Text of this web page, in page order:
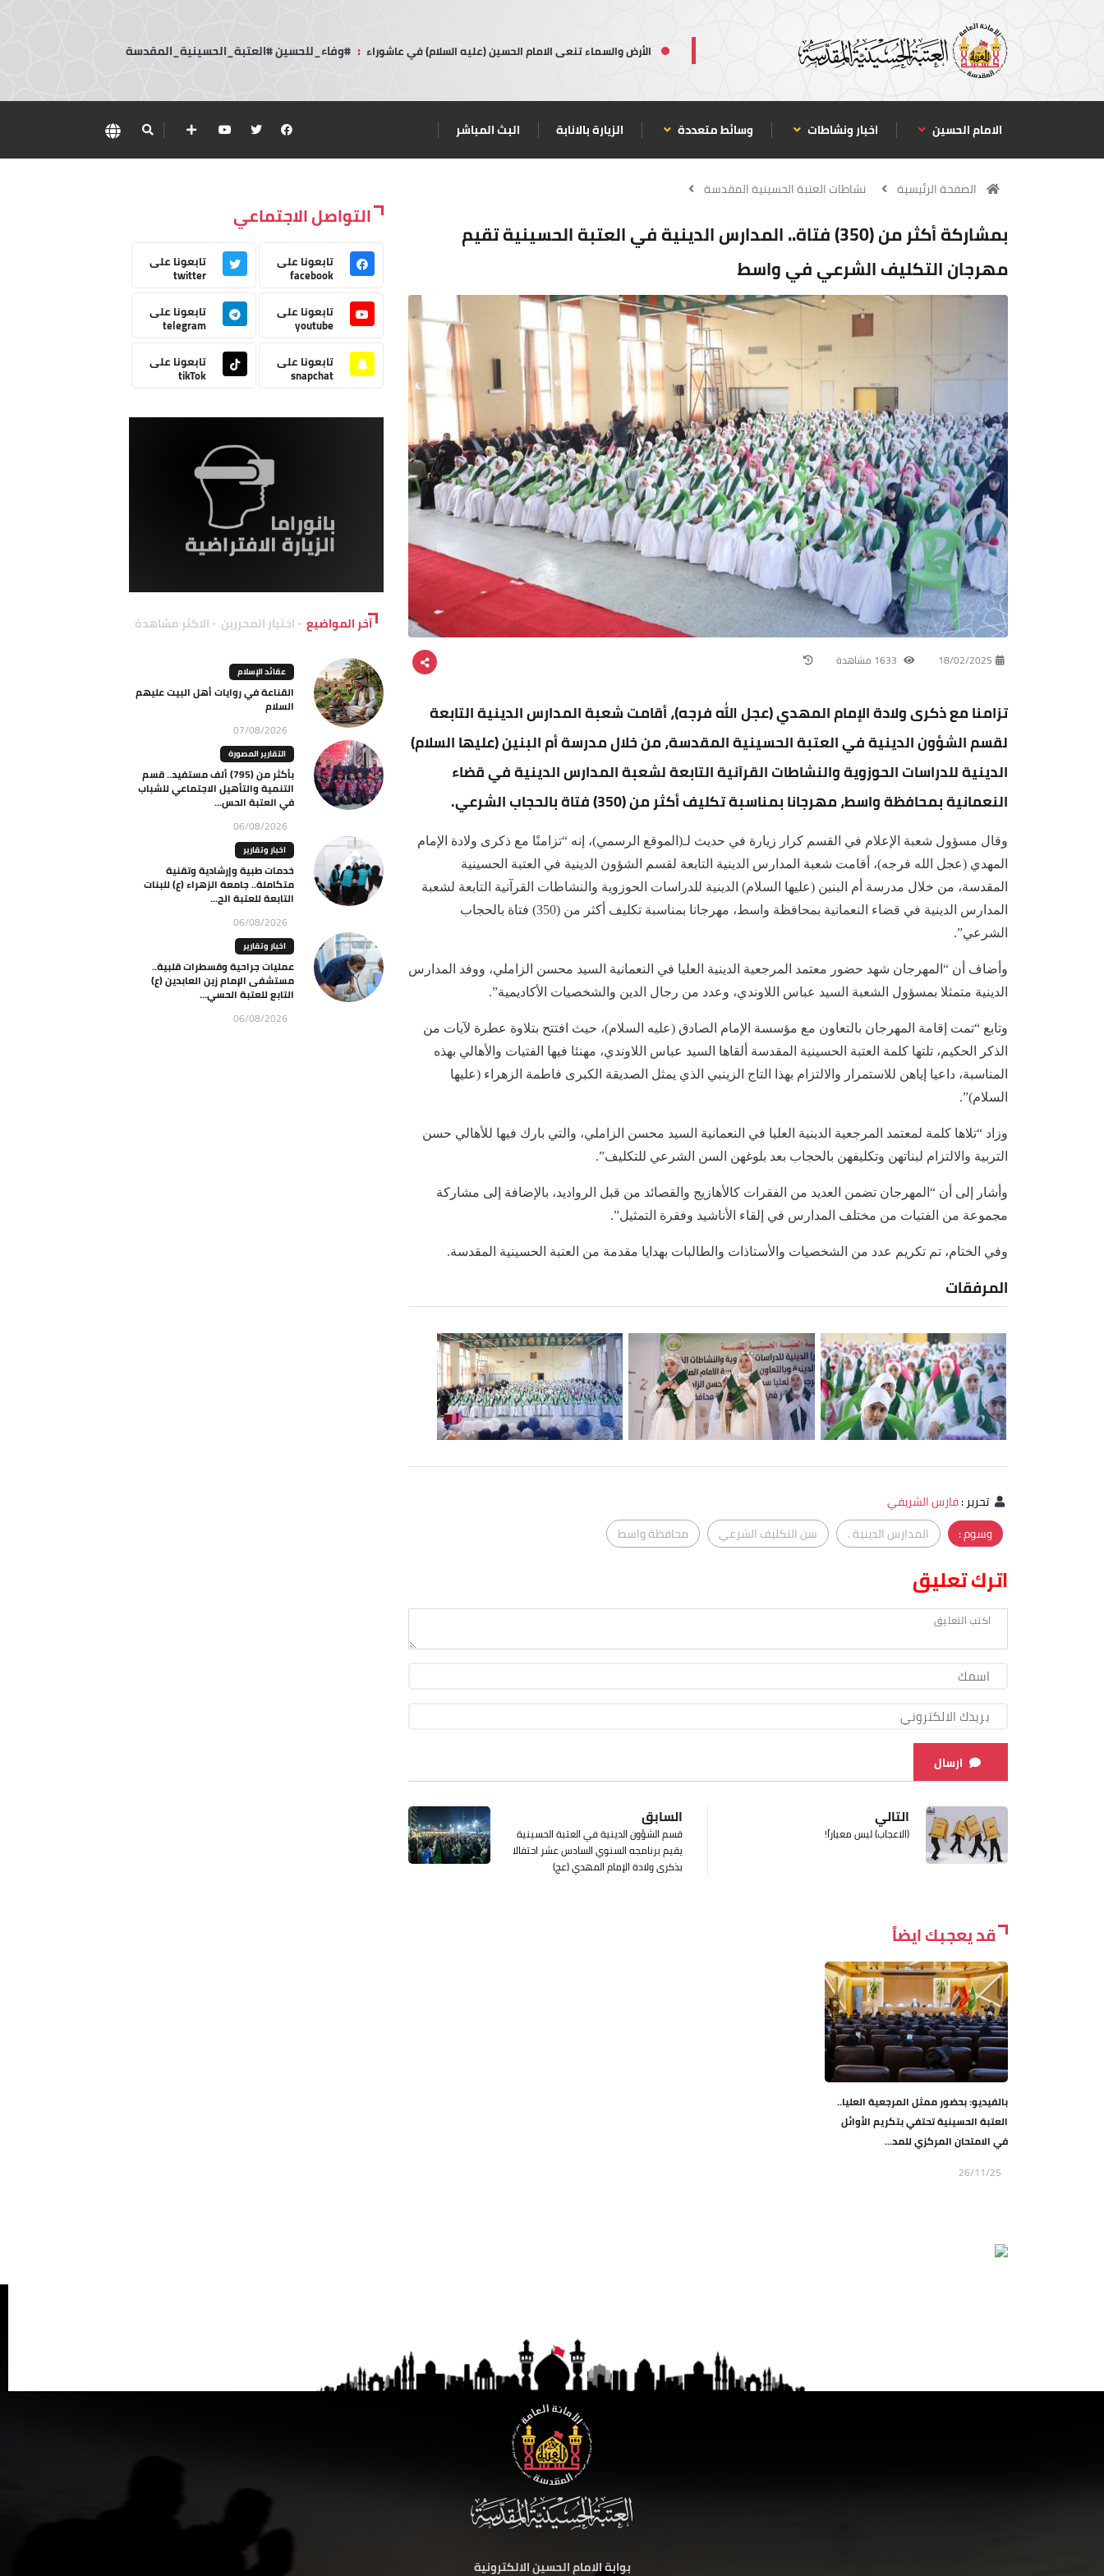
الأرض والسماء تنعى الامام الحسين (عليه السلام) في عاشوراء : #وفاء_للحسين #العتبة_الحسينية_المقدسة
الامام الحسين اخبار ونشاطات وسائط متعددة الزيارة بالانابة البث المباشر
الصفحة الرئيسية نشاطات العتبة الحسينية المقدسة
بمشاركة أكثر من (350) فتاة.. المدارس الدينية في العتبة الحسينية تقيم
مهرجان التكليف الشرعي في واسط
18/02/2025
تزامنا مع ذكرى ولادة الإمام المهدي (عجل الله فرجه)، أقامت شعبة المدارس الدينية التابعة
لقسم الشؤون الدينية في العتبة الحسينية المقدسة، من خلال مدرسة أم البنين (عليها السلام)
الدينية للدراسات الحوزوية والنشاطات القرآنية التابعة لشعبة المدارس الدينية في قضاء
النعمانية بمحافظة واسط، مهرجانا بمناسبة تكليف أكثر من (350) فتاة بالحجاب الشرعي.
وقال مسؤول شعبة الإعلام في القسم كرار زيارة في حديث لـ(الموقع الرسمي)، إنه “تزامنًا مع ذكرى ولادة الإمام
المهدي (عجل الله فرجه)، أقامت شعبة المدارس الدينية التابعة لقسم الشؤون الدينية في العتبة الحسينية
المقدسة، من خلال مدرسة أم البنين (عليها السلام) الدينية للدراسات الحوزوية والنشاطات القرآنية التابعة لشعبة
المدارس الدينية في قضاء النعمانية بمحافظة واسط، مهرجانا بمناسبة تكليف أكثر من (350) فتاة بالحجاب
الشرعي”.
وأضاف أن “المهرجان شهد حضور معتمد المرجعية الدينية العليا في النعمانية السيد محسن الزاملي، ووفد المدارس
الدينية متمثلا بمسؤول الشعبة السيد عباس اللاوندي، وعدد من رجال الدين والشخصيات الأكاديمية”.
وتابع “تمت إقامة المهرجان بالتعاون مع مؤسسة الإمام الصادق (عليه السلام)، حيث افتتح بتلاوة عطرة لآيات من
الذكر الحكيم، تلتها كلمة العتبة الحسينية المقدسة ألقاها السيد عباس اللاوندي، مهنئا فيها الفتيات والأهالي بهذه
المناسبة، داعيا إياهن للاستمرار والالتزام بهذا التاج الزينبي الذي يمثل الصديقة الكبرى فاطمة الزهراء (عليها
السلام)”.
وزاد “تلاها كلمة لمعتمد المرجعية الدينية العليا في النعمانية السيد محسن الزاملي، والتي بارك فيها للأهالي حسن
التربية والالتزام لبناتهن وتكليفهن بالحجاب بعد بلوغهن السن الشرعي للتكليف”.
وأشار إلى أن “المهرجان تضمن العديد من الفقرات كالأهازيج والقصائد من قبل الرواديد، بالإضافة إلى مشاركة
مجموعة من الفتيات من مختلف المدارس في إلقاء الأناشيد وفقرة التمثيل”.
وفي الختام، تم تكريم عدد من الشخصيات والأستاذات والطالبات بهدايا مقدمة من العتبة الحسينية المقدسة.
المرفقات
تحرير:فارس الشريفي
وسوم :
المدارس الدينية . سن التكليف الشرعي محافظة واسط
اترك تعليق
ارسال
السابق
قسم الشؤون الدينية في العتبة الحسينية
يقيم برنامجه السنوي السادس عشر احتفالا
بذكرى ولادة الإمام المهدي (عج)
التالي
(الاعجاب) ليس معياراً!
قد يعجبك ايضاً
بالفيديو: بحضور ممثل المرجعية العليا..
العتبة الحسينية تحتفي بتكريم الأوائل
في الامتحان المركزي للمد...
26/11/25
التواصل الاجتماعي
تابعونا على
facebook
تابعونا على
twitter
تابعونا على
youtube
تابعونا على
telegram
تابعونا على
snapchat
تابعونا على
tikTok
آخر المواضيع اختيار المحررين الاكثر مشاهدة
عقائد الإسلام
القناعة في روايات أهل البيت عليهم
السلام
07/08/2026
التقارير المصورة
بأكثر من (795) ألف مستفيد.. قسم
التنمية والتأهيل الاجتماعي للشباب
في العتبة الحس...
06/08/2026
اخبار وتقارير
خدمات طبية وإرشادية وتقنية
متكاملة.. جامعة الزهراء (ع) للبنات
التابعة للعتبة الح...
06/08/2026
اخبار وتقارير
عمليات جراحية وقسطرات قلبية..
مستشفى الإمام زين العابدين (ع)
التابع للعتبة الحسي...
06/08/2026
بوابة الامام الحسين الالكترونية